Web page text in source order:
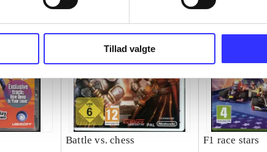
Tillad valgte
Battle vs. chess
F1 race stars